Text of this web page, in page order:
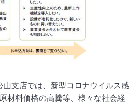
山支店では、新型コロナウイルス感
材料価格の高騰等、様々な社会経